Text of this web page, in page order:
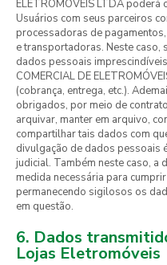
ELETROMÓVEIS LTDA
Usuários com seus parceiros
processadoras de
e transportadoras. Neste
dados pessoais
COMERCIAL DE
(cobrança, entrega, etc.).
obrigados, por meio de
arquivar, manter em arquivo,
compartilhar tais dados com
divulgação de dados pessoais
judicial. Também neste caso, a
medida necessária para
permanecendo sigilosos os
em questão.
6. Dados
Lojas Eletromóveis